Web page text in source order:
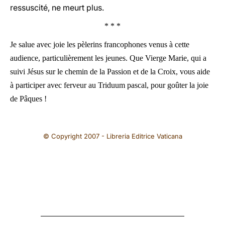
ressuscité, ne meurt plus.
* * *
Je salue avec joie les pèlerins francophones venus à cette
audience, particulièrement les jeunes. Que Vierge Marie, qui a
suivi Jésus sur le chemin de la Passion et de la Croix, vous aide
à participer avec ferveur au Triduum pascal, pour goûter la joie
de Pâques !
© Copyright 2007 - Libreria Editrice Vaticana